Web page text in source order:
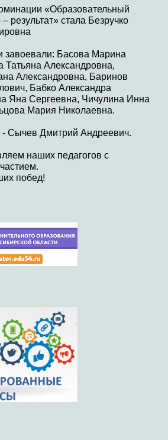
«Образовательный
результат» стала Безручко
завоевали: Басова Марина
Татьяна Александровна,
Александровна, Баринов
Бабко Александра
Яна Сергеевна, Чичулина Инна
Мария Николаевна.
- Сычев Дмитрий Андреевич.
наших педагогов с
побед!